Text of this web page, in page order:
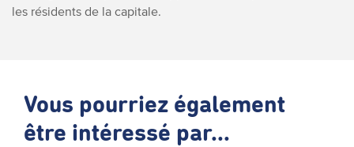
les résidents de la capitale.
Vous pourriez également
être intéressé par...